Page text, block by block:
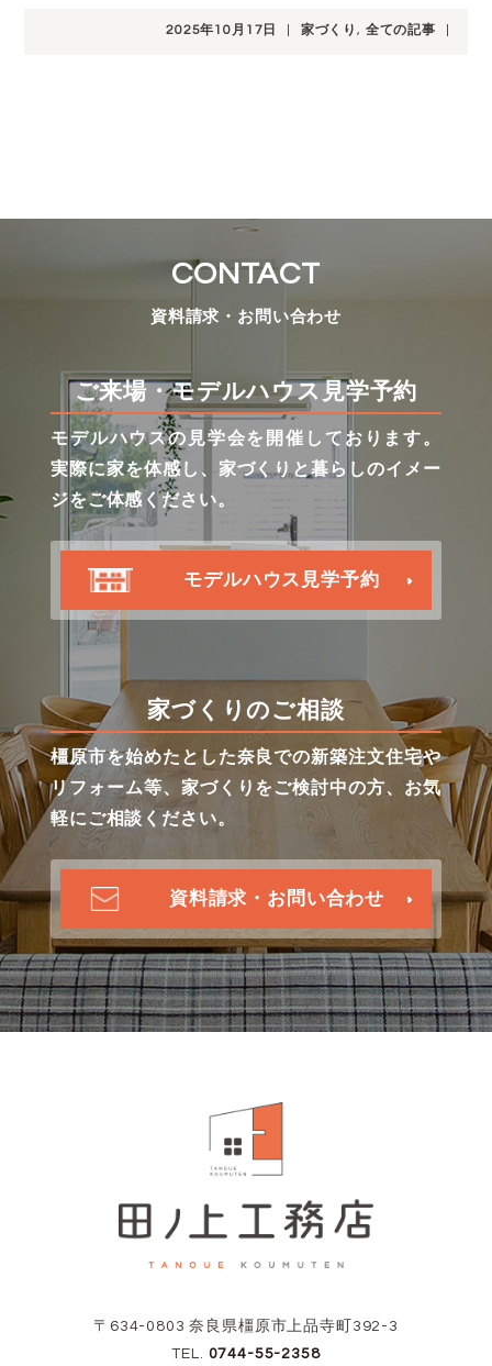
2025年10月17日 家づくり, 全ての記事
CONTACT
資料請求・お問い合わせ
ご来場・モデルハウス見学予約
モデルハウスの見学会を開催しております。
実際に家を体感し、家づくりと暮らしのイメー
ジをご体感ください。
モデルハウス見学予約
家づくりのご相談
橿原市を始めたとした奈良での新築注文住宅や
リフォーム等、家づくりをご検討中の方、お気
軽にご相談ください。
資料請求・お問い合わせ
〒634-0803 奈良県橿原市上品寺町392-3
TEL. 0744-55-2358